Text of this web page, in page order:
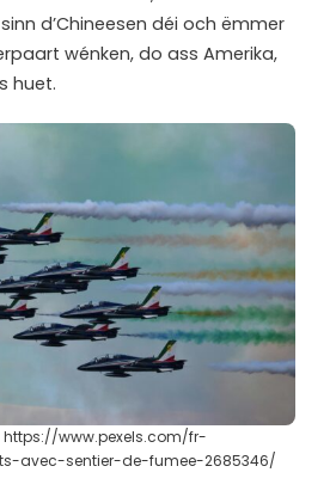
d’Chineesen déi och ëmmer
wénken, do ass Amerika,
huet.
https://www.pexels.com/fr-
avec-sentier-de-fumee-2685346/